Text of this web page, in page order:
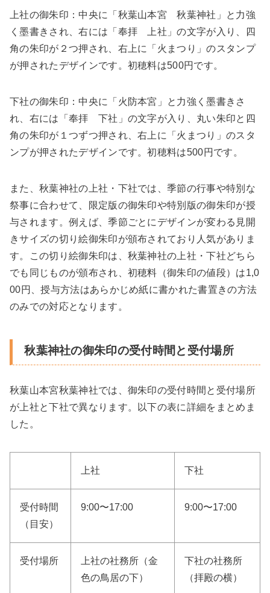
上社の御朱印：中央に「秋葉山本宮 秋葉神社」と力強
く墨書きされ、右には「奉拝 上社」の文字が入り、四
角の朱印が２つ押され、右上に「火まつり」のスタンプ
が押されたデザインです。初穂料は500円です。
下社の御朱印：中央に「火防本宮」と力強く墨書きさ
れ、右には「奉拝 下社」の文字が入り、丸い朱印と四
角の朱印が１つずつ押され、右上に「火まつり」のスタ
ンプが押されたデザインです。初穂料は500円です。
また、秋葉神社の上社・下社では、季節の行事や特別な
祭事に合わせて、限定版の御朱印や特別版の御朱印が授
与されます。例えば、季節ごとにデザインが変わる見開
きサイズの切り絵御朱印が頒布されており人気がありま
す。この切り絵御朱印は、秋葉神社の上社・下社どちら
でも同じものが頒布され、初穂料（御朱印の値段）は1,0
00円、授与方法はあらかじめ紙に書かれた書置きの方法
のみでの対応となります。
秋葉神社の御朱印の受付時間と受付場所
秋葉山本宮秋葉神社では、御朱印の受付時間と受付場所
が上社と下社で異なります。以下の表に詳細をまとめま
した。
上社 下社
受付時間
（目安）
9:00〜17:00 9:00〜17:00
受付場所
上社の社務所（金
色の鳥居の下）
下社の社務所
（拝殿の横）